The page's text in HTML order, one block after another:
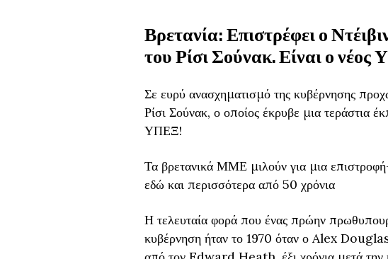
Βρετανία: Επιστρέφει ο
του Ρίσι Σούνακ. Είναι ο
Σε ευρύ ανασχηματισμό της κυβέρνησης
Ρίσι Σούνακ, ο οποίος έκρυβε μια τεράστια
ΥΠΕΞ!
Τα βρετανικά ΜΜΕ μιλούν για μια επιστροφή-
εδώ και περισσότερα από 50 χρόνια
Η τελευταία φορά που ένας πρώην
κυβέρνηση ήταν το 1970 όταν ο Alex